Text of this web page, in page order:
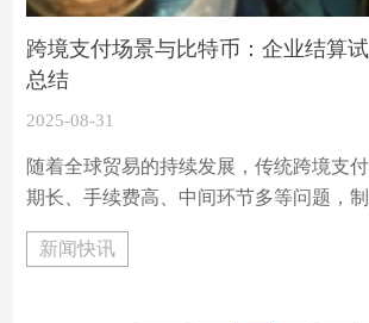
跨境支付场景与比特币：企业结算
总结
2025-08-31
随着全球贸易的持续发展，传统跨境支
期长、手续费高、中间环节多等问题，
务的高效开展。为探索更便捷、低成本的
本企业于 2024 年 3 月 1 日启动跨境支付
新闻快讯